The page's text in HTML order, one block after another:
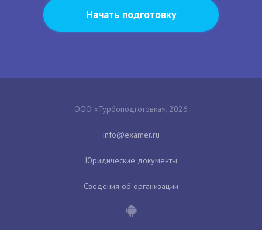
Начать подготовку
ООО «Турбоподготовка», 2026
Юридические документы
Сведения об организации